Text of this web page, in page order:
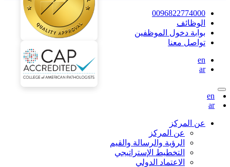
0096822774000
الوظائف
بوابة دخول الموظفين
تواصل معنا
en
ar
en
ar
عن المركز
عن المركز
الرؤية والرسالة والقيم
التخطيط الإستراتيجي
الاعتماد الدولي